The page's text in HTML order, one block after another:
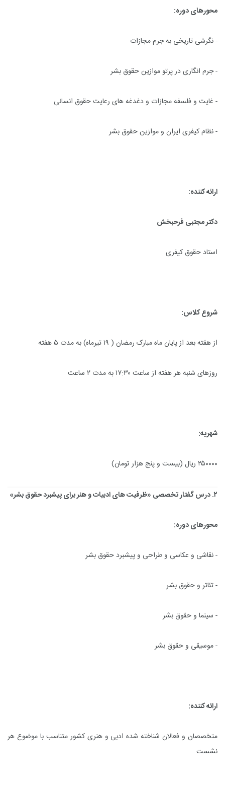
محورهای دوره:
- نگرشی تاریخی به جرم مجازات
- جرم انگاری در پرتو موازین حقوق بشر
- غایت و فلسفه مجازات و دغدغه های رعایت حقوق انسانی
- نظام کیفری ایران و موازین حقوق بشر
ارائه کننده:
دکتر مجتبی فرحبخش
استاد حقوق کیفری
شروع کلاس:
از هفته بعد از پایان ماه مبارک رمضان ( ۱۹ تیرماه) به مدت ۵ هفته
روزهای شنبه هر هفته از ساعت ۱۷:۳۰ به مدت ۲ ساعت
شهریه:
۲۵۰۰۰۰ ریال (بیست و پنج هزار تومان)
۲. درس گفتار تخصصی «ظرفیت های ادبیات و هنر برای پیشبرد حقوق بشر»
محورهای دوره:
- نقاشی و عکاسی و طراحی و پیشبرد حقوق بشر
- تئاتر و حقوق بشر
- سینما و حقوق بشر
- موسیقی و حقوق بشر
ارائه کننده:
متخصصان و فعالان شناخته شده ادبی و هنری کشور متناسب با موضوع هر
نشست